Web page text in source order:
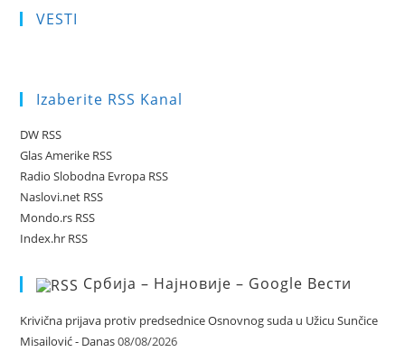
VESTI
Izaberite RSS Kanal
DW RSS
Glas Amerike RSS
Radio Slobodna Evropa RSS
Naslovi.net RSS
Mondo.rs RSS
Index.hr RSS
Србија – Најновије – Google Вести
Krivična prijava protiv predsednice Osnovnog suda u Užicu Sunčice
Misailović - Danas08/08/2026